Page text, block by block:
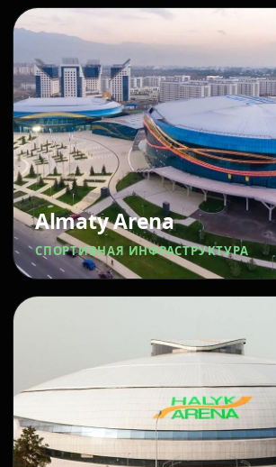
Almaty Arena
СПОРТИВНАЯ ИНФРАСТРУКТУРА